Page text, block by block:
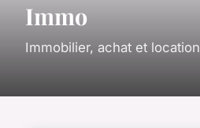
Immo
Immobilier, achat et location